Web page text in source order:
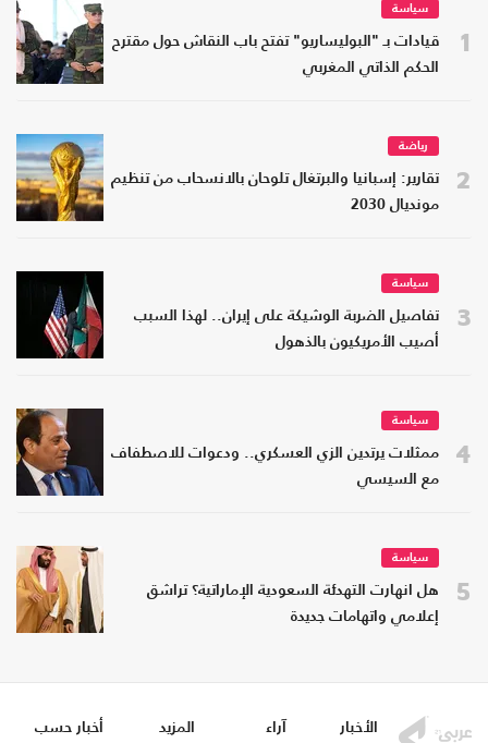
1
سياسة
قيادات بـ "البوليساريو" تفتح باب النقاش حول مقترح
الحكم الذاتي المغربي
2
رياضة
تقارير: إسبانيا والبرتغال تلوحان بالانسحاب من تنظيم
مونديال 2030
3
سياسة
تفاصيل الضربة الوشيكة على إيران.. لهذا السبب
أصيب الأمريكيون بالذهول
4
سياسة
ممثلات يرتدين الزي العسكري.. ودعوات للاصطفاف
مع السيسي
5
سياسة
هل انهارت التهدئة السعودية الإماراتية؟ تراشق
إعلامي واتهامات جديدة
الأخبار آراء المزيد أخبار حسب